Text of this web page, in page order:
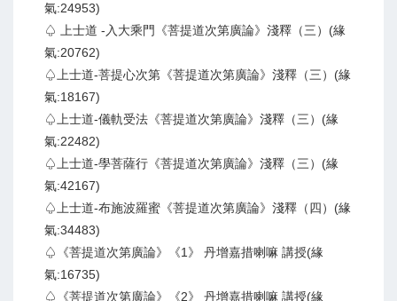
氣:24953)
♤ 上士道 -入大乘門《菩提道次第廣論》淺釋（三）(緣
氣:20762)
♤上士道-菩提心次第《菩提道次第廣論》淺釋（三）(緣
氣:18167)
♤上士道-儀軌受法《菩提道次第廣論》淺釋（三）(緣
氣:22482)
♤上士道-學菩薩行《菩提道次第廣論》淺釋（三）(緣
氣:42167)
♤上士道-布施波羅蜜《菩提道次第廣論》淺釋（四）(緣
氣:34483)
♤《菩提道次第廣論》《1》 丹增嘉措喇嘛 講授(緣
氣:16735)
♤《菩提道次第廣論》《2》 丹增嘉措喇嘛 講授(緣